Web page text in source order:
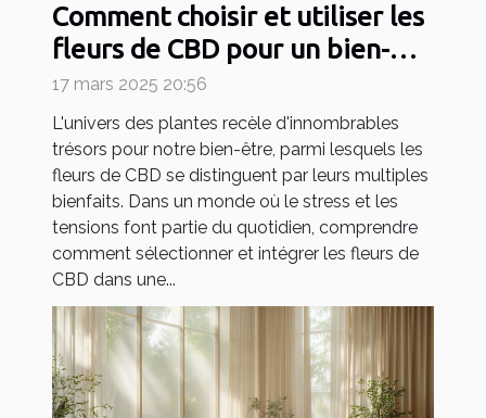
Comment choisir et utiliser les
fleurs de CBD pour un bien-
être optimal
17 mars 2025 20:56
L'univers des plantes recèle d'innombrables
trésors pour notre bien-être, parmi lesquels les
fleurs de CBD se distinguent par leurs multiples
bienfaits. Dans un monde où le stress et les
tensions font partie du quotidien, comprendre
comment sélectionner et intégrer les fleurs de
CBD dans une...